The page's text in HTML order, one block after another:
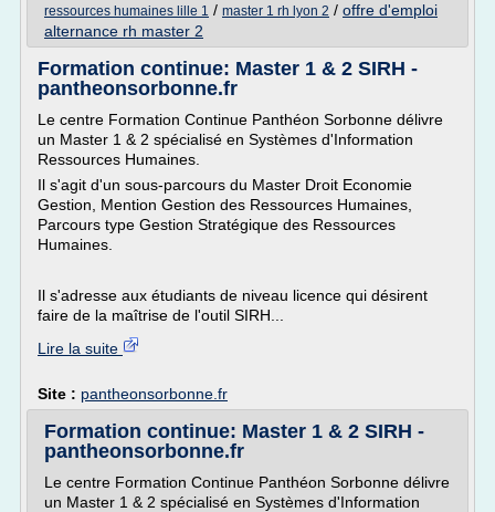
ressources humaines lille 1 / master 1 rh lyon 2 / offre d'emploi
alternance rh master 2
Formation continue: Master 1 & 2 SIRH -
pantheonsorbonne.fr
Le centre Formation Continue Panthéon Sorbonne délivre
un Master 1 & 2 spécialisé en Systèmes d'Information
Ressources Humaines.
Il s'agit d'un sous-parcours du Master Droit Economie
Gestion, Mention Gestion des Ressources Humaines,
Parcours type Gestion Stratégique des Ressources
Humaines.
Il s'adresse aux étudiants de niveau licence qui désirent
faire de la maîtrise de l'outil SIRH...
Lire la suite
Site : pantheonsorbonne.fr
Formation continue: Master 1 & 2 SIRH -
pantheonsorbonne.fr
Le centre Formation Continue Panthéon Sorbonne délivre
un Master 1 & 2 spécialisé en Systèmes d'Information